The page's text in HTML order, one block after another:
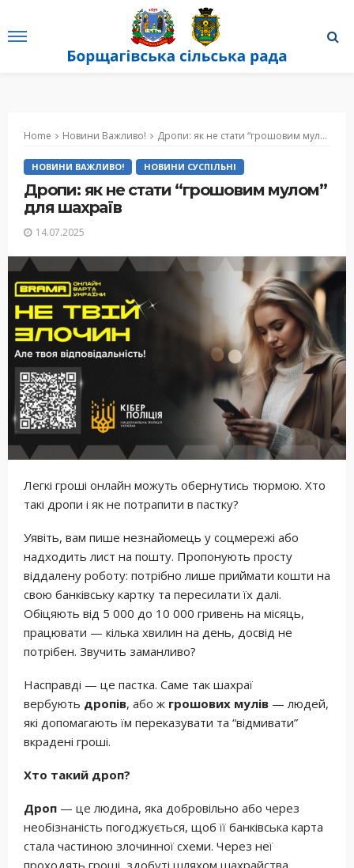
Home Новини Важливо! Дропи: як не стати “грошовим мулом” для шахраїв
НОВИНИ ВАЖЛИВО! НОВИНИ СУСПІЛЬНІ
Дропи: як не стати “грошовим мулом”
для шахраїв
14.07.2025
Легкі гроші онлайн можуть обернутись тюрмою. Хто
такі дропи і як не потрапити в пастку?
Уявіть, вам пише незнайомець у соцмережі або
надходить лист на пошту. Пропонують просту
віддалену роботу: потрібно лише приймати кошти на
свою банківську картку та пересилати їх далі.
Обіцяють від 5 000 до 10 000 гривень на місяць,
працювати — кілька хвилин на день, досвід не
потрібен. Звучить заманливо?
Насправді — це пастка. Саме так шахраї
вербують дропів, або ж грошових мулів — людей,
які допомагають їм переказувати та “відмивати”
вкрадені гроші.
Хто такий дроп?
Дроп — це людина, яка добровільно або через
необізнаність погоджується, щоб її банківська карта
стала частиною злочинної схеми. Через неї
проходять гроші, здобуті шляхом шахрайства,